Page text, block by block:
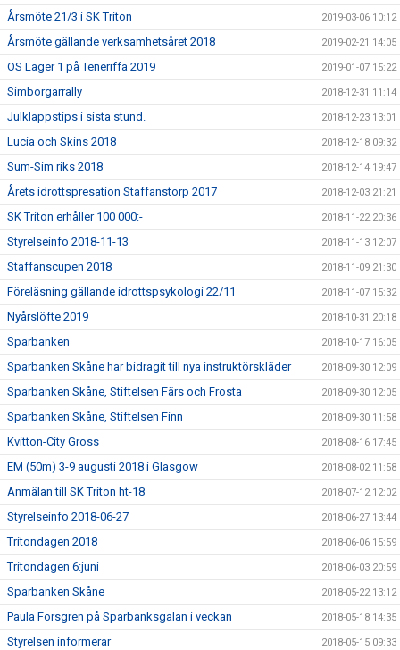
Årsmöte 21/3 i SK Triton 2019-03-06 10:12
Årsmöte gällande verksamhetsåret 2018 2019-02-21 14:05
OS Läger 1 på Teneriffa 2019 2019-01-07 15:22
Simborgarrally 2018-12-31 11:14
Julklappstips i sista stund. 2018-12-23 13:01
Lucia och Skins 2018 2018-12-18 09:32
Sum-Sim riks 2018 2018-12-14 19:47
Årets idrottspresation Staffanstorp 2017 2018-12-03 21:21
SK Triton erhåller 100 000:- 2018-11-22 20:36
Styrelseinfo 2018-11-13 2018-11-13 12:07
Staffanscupen 2018 2018-11-09 21:30
Föreläsning gällande idrottspsykologi 22/11 2018-11-07 15:32
Nyårslöfte 2019 2018-10-31 20:18
Sparbanken 2018-10-17 16:05
Sparbanken Skåne har bidragit till nya instruktörskläder 2018-09-30 12:09
Sparbanken Skåne, Stiftelsen Färs och Frosta 2018-09-30 12:05
Sparbanken Skåne, Stiftelsen Finn 2018-09-30 11:58
Kvitton-City Gross 2018-08-16 17:45
EM (50m) 3-9 augusti 2018 i Glasgow 2018-08-02 11:58
Anmälan till SK Triton ht-18 2018-07-12 12:02
Styrelseinfo 2018-06-27 2018-06-27 13:44
Tritondagen 2018 2018-06-06 15:59
Tritondagen 6:juni 2018-06-03 20:59
Sparbanken Skåne 2018-05-22 13:12
Paula Forsgren på Sparbanksgalan i veckan 2018-05-18 14:35
Styrelsen informerar 2018-05-15 09:33